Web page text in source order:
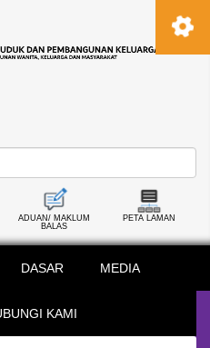
ADUAN/ MAKLUM
BALAS
PETA LAMAN
DASAR MEDIA
KAMI